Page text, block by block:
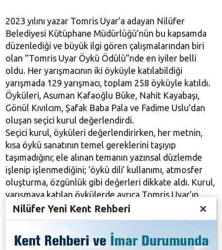
2023 yılını yazar Tomris Uyar’a adayan Nilüfer
Belediyesi Kütüphane Müdürlüğü’nün bu kapsamda
düzenlediği ve büyük ilgi gören çalışmalarından biri
olan “Tomris Uyar Öykü Ödülü”nde en iyiler belli
oldu. Her yarışmacının iki öyküyle katılabildiği
yarışmada 129 yarışmacı, toplam 258 öyküyle katıldı.
Öyküleri, Asuman Kafaoğlu Büke, Nahit Kayabaşı,
Gönül Kıvılcım, Şafak Baba Pala ve Fadime Uslu’dan
oluşan seçici kurul değerlendirdi.
Seçici kurul, öyküleri değerlendirirken, her metnin,
kısa öykü sanatının temel gereklerini taşıyıp
taşımadığını; ele alınan temanın yazınsal düzlemde
işlenip işlenmediğini; ‘öykü dili’ kullanımı, atmosfer
oluşturma, özgünlük gibi değerleri dikkate aldı. Kurul,
yarışmaya katılan öykülerde ayrıca Tomris Uyar’ın
sürekli yenilik arayışı ve gerçekliği inandırıcı biçimde
yansıtma tutumundan izler taşıyıp taşımadığını da
Yapılan değerlendirme sonucunda, “Ele aldığı temada
Nilüfer Yeni Kent Rehberi